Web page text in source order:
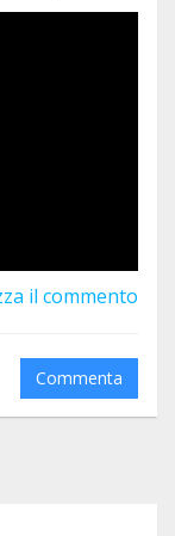
il commento
Commenta